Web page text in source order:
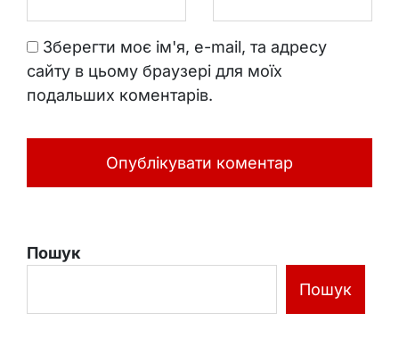
Зберегти моє ім'я, e-mail, та адресу
сайту в цьому браузері для моїх
подальших коментарів.
Пошук
Пошук